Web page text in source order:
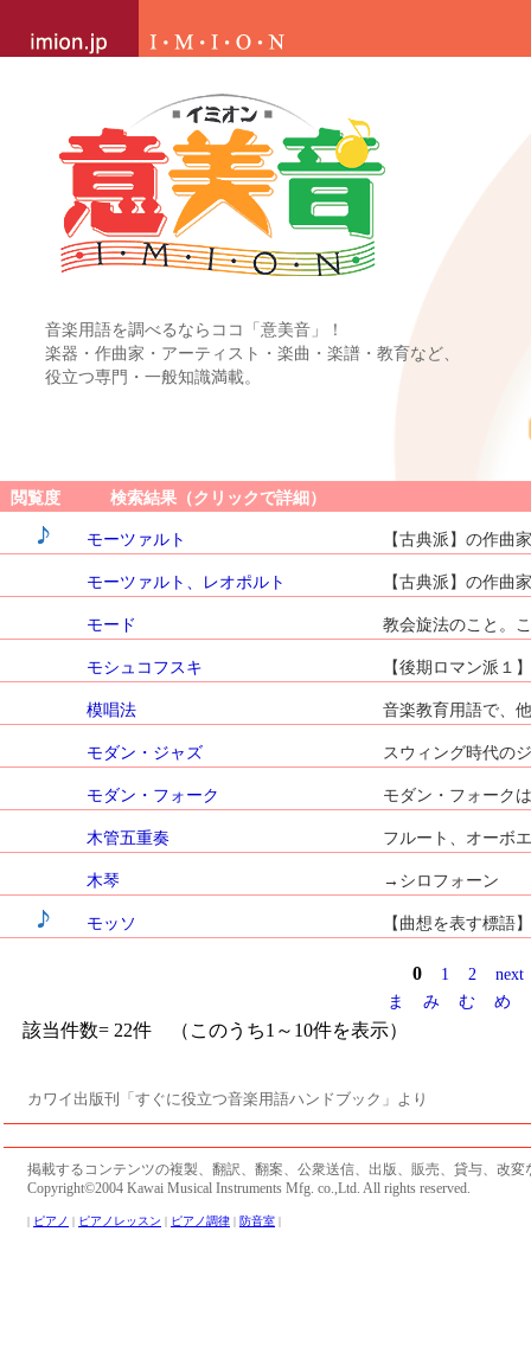
音楽用語を調べるならココ「意美音」！
楽器・作曲家・アーティスト・楽曲・楽譜・教育など、
役立つ専門・一般知識満載。
閲覧度 検索結果（クリックで詳細）
モーツァルト 【古典派】の作曲
モーツァルト、レオポルト 【古典派】の作曲
モード 教会旋法のこと。
モシュコフスキ 【後期ロマン派１
模唱法 音楽教育用語で、
モダン・ジャズ スウィング時代の
モダン・フォーク モダン・フォーク
木管五重奏 フルート、オーボ
木琴 →シロフォーン
モッソ 【曲想を表す標語
0 1 2
next
ま
み む め
該当件数= 22件 （このうち1～10件を表示）
カワイ出版刊「すぐに役立つ音楽用語ハンドブック」より
掲載するコンテンツの複製、翻訳、翻案、公衆送信、出版、販売、貸与、改変
Copyright©2004 Kawai Musical Instruments Mfg. co.,Ltd. All rights reserved.
| ピアノ | ピアノレッスン | ピアノ調律 | 防音室 |